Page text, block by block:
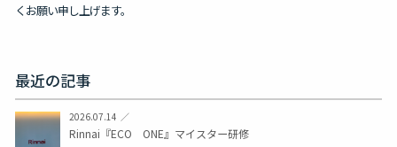
くお願い申し上げます。
最近の記事
2026.07.14
Rinnai『ECO ONE』マイスター研修